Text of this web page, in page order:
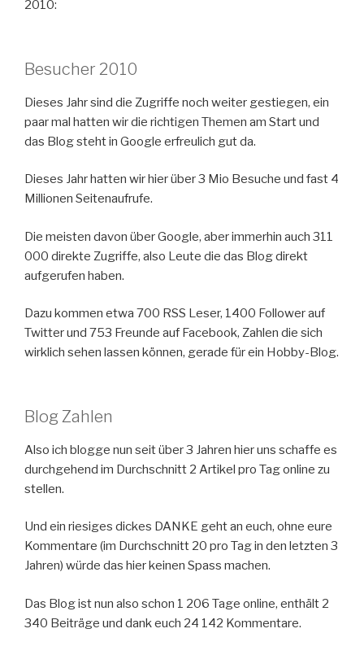
2010:
Besucher 2010
Dieses Jahr sind die Zugriffe noch weiter gestiegen, ein
paar mal hatten wir die richtigen Themen am Start und
das Blog steht in Google erfreulich gut da.
Dieses Jahr hatten wir hier über 3 Mio Besuche und fast 4
Millionen Seitenaufrufe.
Die meisten davon über Google, aber immerhin auch 311
000 direkte Zugriffe, also Leute die das Blog direkt
aufgerufen haben.
Dazu kommen etwa 700 RSS Leser, 1400 Follower auf
Twitter und 753 Freunde auf Facebook, Zahlen die sich
wirklich sehen lassen können, gerade für ein Hobby-Blog.
Blog Zahlen
Also ich blogge nun seit über 3 Jahren hier uns schaffe es
durchgehend im Durchschnitt 2 Artikel pro Tag online zu
stellen.
Und ein riesiges dickes DANKE geht an euch, ohne eure
Kommentare (im Durchschnitt 20 pro Tag in den letzten 3
Jahren) würde das hier keinen Spass machen.
Das Blog ist nun also schon 1 206 Tage online, enthält 2
340 Beiträge und dank euch 24 142 Kommentare.